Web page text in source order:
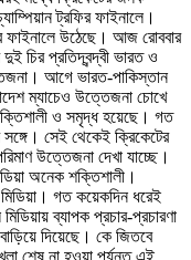
ট্রফির ফাইনালে।
ফাইনালে উঠেছে। আজ রোববার
চির প্রতিদ্বন্দ্বী ভারত ও
আগে ভারত-পাকিস্তান
ম্যাচেও উত্তেজনা চোখে
ও সমৃদ্ধ হয়েছে। গত
সঙ্গে। সেই থেকেই ক্রিকেটের
উত্তেজনা দেখা যাচ্ছে।
অনেক শক্তিশালী।
গত কয়েকদিন ধরেই
ব্যাপক প্রচার-প্রচারণা
দিয়েছে। কে জিতবে
শেষ না হওয়া পর্যন্ত এই